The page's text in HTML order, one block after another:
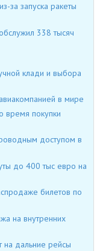
за запуска ракеты
338 тысяч
клади и выбора
в мире
время покупки
доступом в
до 400 тыс евро на
билетов по
на внутренних
на дальние рейсы